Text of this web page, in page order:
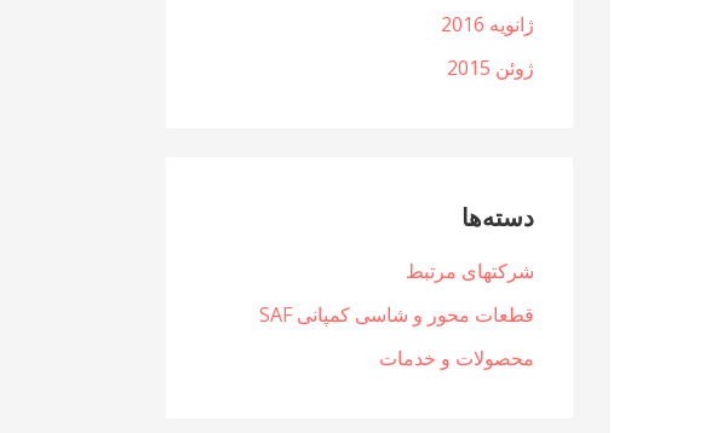
ژانویه 2016
ژوئن 2015
دسته‌ها
شرکتهای مرتبط
قطعات محور و شاسی کمپانی SAF
محصولات و خدمات